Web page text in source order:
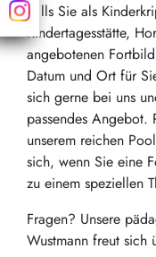
Falls Sie als
Kindertagesstätte,
angebotenen
Datum und Ort für
sich gerne bei uns
passendes
unserem reichen
sich, wenn Sie eine
zu einem speziellen
Fragen? Unsere
Wustmann freut sich